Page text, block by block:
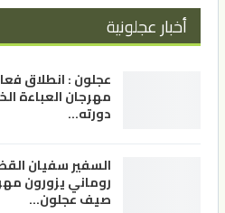
أخبار عجلونية
عجلون : انطلاق
مهرجان العباءة
دورته…
السفير سفيان
روماني يزورون
صيف عجلون…